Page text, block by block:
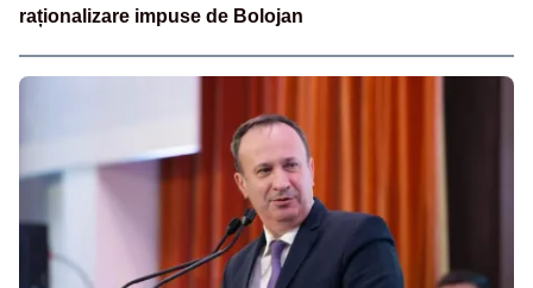
raționalizare impuse de Bolojan